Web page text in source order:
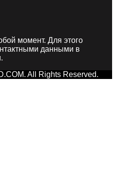
момент. Для этого
данными в
All Rights Reserved.